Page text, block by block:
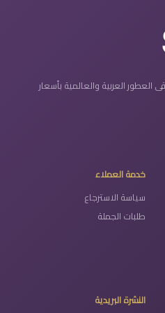
العطور العربية والعالمية بأسعار
خدمة العملاء
سياسة الاسترجاع
طلبات الجملة
النشرة البريدية